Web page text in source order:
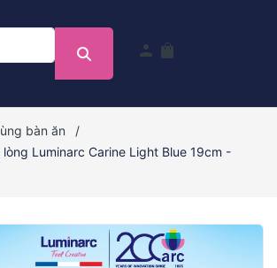
person shopping_bag
bàn ăn
/
Luminarc Carine Light Blue 19cm -